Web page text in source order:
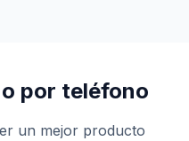
por teléfono
un mejor producto